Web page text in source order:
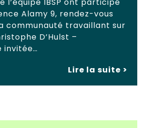
l’équipe IBSP ont participé
Alamy 9, rendez-vous
communauté travaillant sur
D’Hulst –
invitée…
Lire la suite >